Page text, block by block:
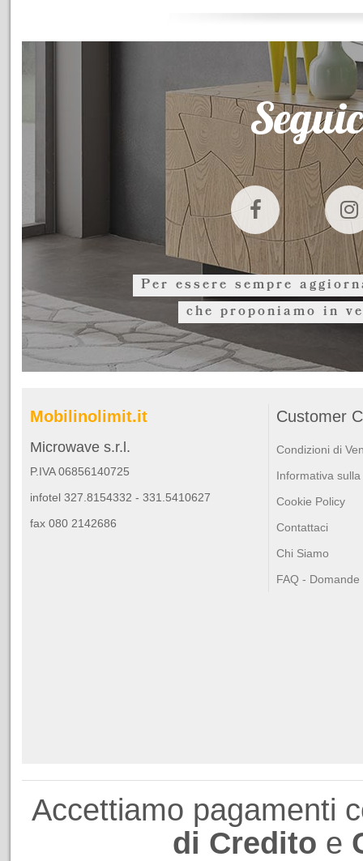
Per essere sempre
che proponiamo in
Mobilinolimit.it
Microwave s.r.l.
P.IVA 06856140725
infotel 327.8154332 - 331.5410627
fax 080 2142686
Customer
Condizioni di
Informativa
Cookie Policy
Contattaci
Chi Siamo
FAQ -
Accettiamo pagamenti
di Credito e